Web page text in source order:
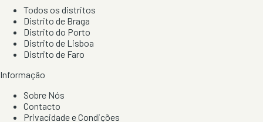
Todos os distritos
Distrito de Braga
Distrito do Porto
Distrito de Lisboa
Distrito de Faro
Informação
Sobre Nós
Contacto
Privacidade e Condições